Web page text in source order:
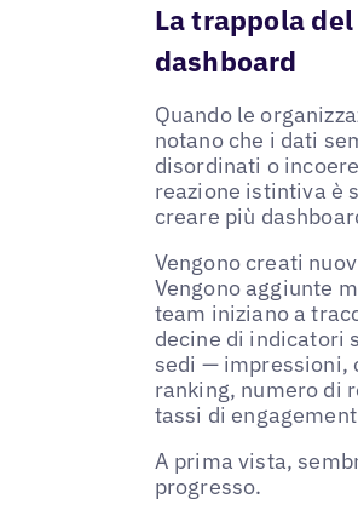
La trappola del
dashboard
Quando le
notano che i dati
disordinati o
reazione istintiva è
creare più
Vengono creati
Vengono aggiunte
team iniziano a
decine di indicatori
sedi — impressioni,
ranking, numero di
tassi di
A prima vista,
progresso.